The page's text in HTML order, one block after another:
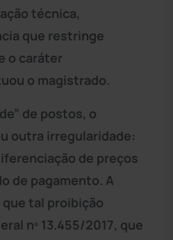
técnica,
que restringe
o caráter
o magistrado.
de postos, o
outra irregularidade:
de preços
de pagamento. A
tal proibição
nº 13.455/2017, que